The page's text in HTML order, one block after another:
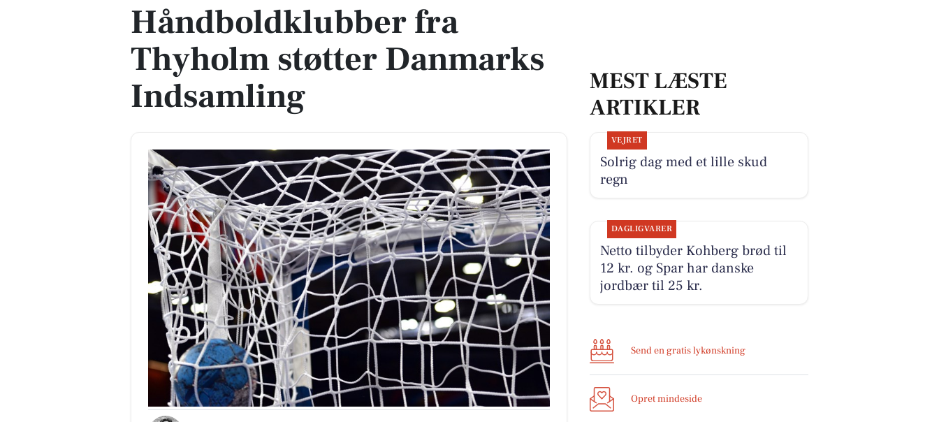
Håndboldklubber fra
Thyholm støtter Danmarks
Indsamling
MEST LÆSTE
ARTIKLER
VEJRET
Solrig dag med et lille skud
regn
DAGLIGVARER
Netto tilbyder Kohberg brød til
12 kr. og Spar har danske
jordbær til 25 kr.
Send en gratis lykønskning
Opret mindeside